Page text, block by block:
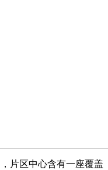
片区中心含有一座覆盖